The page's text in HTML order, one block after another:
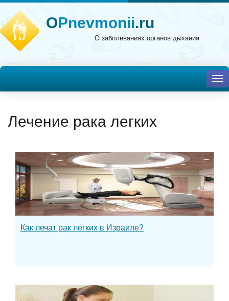
OPnevmonii.ru
О заболеваниях органов дыхания
Лечение рака легких
Как лечат рак легких в Израиле?